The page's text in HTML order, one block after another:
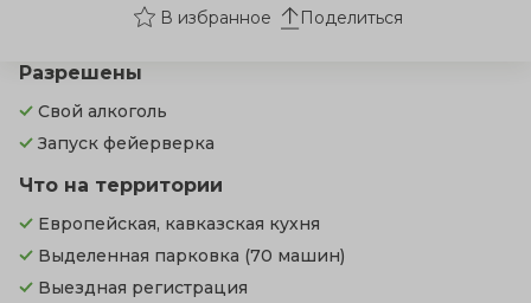
Разрешены
Свой алкоголь
Запуск фейерверка
Что на территории
Европейская, кавказская кухня
Выделенная парковка (70 машин)
Выездная регистрация
Поделиться